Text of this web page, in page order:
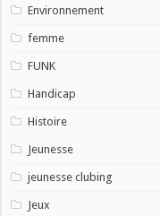
Environnement
femme
FUNK
Handicap
Histoire
Jeunesse
jeunesse clubing
Jeux